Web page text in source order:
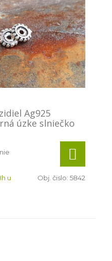
Ag925
úzke slniečko
u
Obj. čislo: 5842